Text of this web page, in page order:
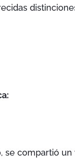
se compartió un